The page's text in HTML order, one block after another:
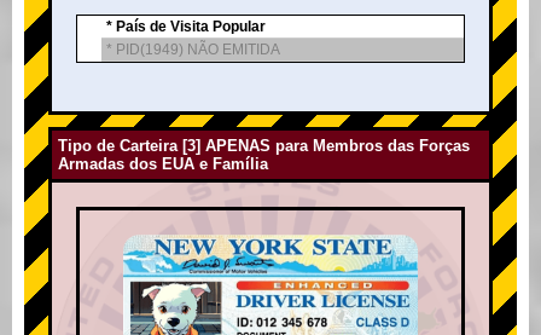
* País de Visita Popular
* PID(1949) NÃO EMITIDA
Tipo de Carteira [3] APENAS para Membros das Forças
Armadas dos EUA e Família